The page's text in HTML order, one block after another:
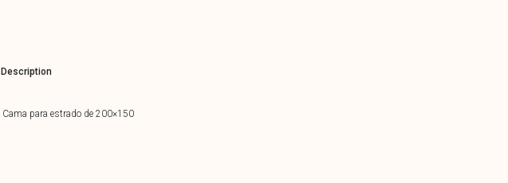
Description
Cama para estrado de 200×150